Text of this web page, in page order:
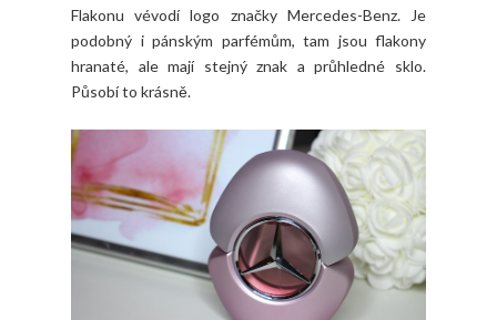
Flakonu vévodí logo značky Mercedes-Benz. Je
podobný i pánským parfémům, tam jsou flakony
hranaté, ale mají stejný znak a průhledné sklo.
Působí to krásně.